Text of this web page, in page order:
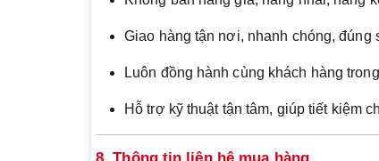
Giao hàng tận nơi, nhanh chóng, đúng
Luôn đồng hành cùng khách hàng
Hỗ trợ kỹ thuật tận tâm, giúp tiết kiệm